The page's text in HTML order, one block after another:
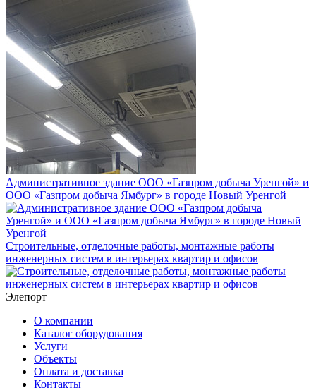
Административное здание ООО «Газпром добыча Уренгой» и
ООО «Газпром добыча Ямбург» в городе Новый Уренгой
Строительные, отделочные работы, монтажные работы
инженерных систем в интерьерах квартир и офисов
Элепорт
О компании
Каталог оборудования
Услуги
Объекты
Оплата и доставка
Контакты